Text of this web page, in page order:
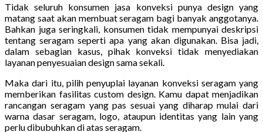
Tidak seluruh konsumen jasa konveksi punya design yang
matang saat akan membuat seragam bagi banyak anggotanya.
Bahkan juga seringkali, konsumen tidak mempunyai deskripsi
tentang seragam seperti apa yang akan digunakan. Bisa jadi,
dalam sebagian kasus, pihak konveksi tidak menyediakan
layanan penyesuaian design sama sekali.
Maka dari itu, pilih penyuplai layanan konveksi seragam yang
memberikan fasilitas custom design. Kamu dapat menjadikan
rancangan seragam yang pas sesuai yang diharap mulai dari
warna dasar seragam, logo, ataupun identitas yang lain yang
perlu dibubuhkan di atas seragam.